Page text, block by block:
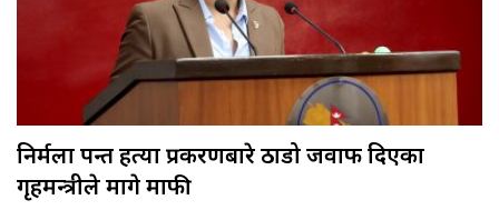
निर्मला पन्त हत्या प्रकरणबारे ठाडो जवाफ दिएका
गृहमन्त्रीले मागे माफी